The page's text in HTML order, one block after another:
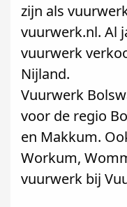
zijn als
vuurwerk.nl. Al
vuurwerk
Nijland.
Vuurwerk
voor de regio
en Makkum.
Workum,
vuurwerk bij